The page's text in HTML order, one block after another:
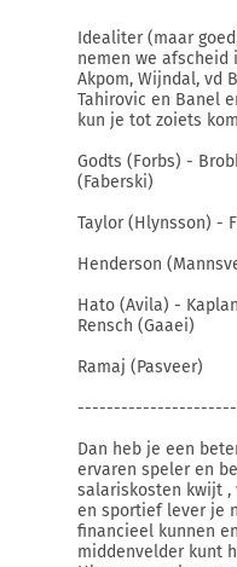
Idealiter (maar
nemen we afscheid
Akpom, Wijndal, vd
Tahirovic en Banel
kun je tot zoiets
Godts (Forbs) -
(Faberski)
Taylor (Hlynsson) -
Henderson
Hato (Avila) -
Rensch (Gaaei)
Ramaj (Pasveer)
----------------------
Dan heb je een
ervaren speler en
salariskosten kwijt
en sportief lever je
financieel kunnen
middenvelder kunt